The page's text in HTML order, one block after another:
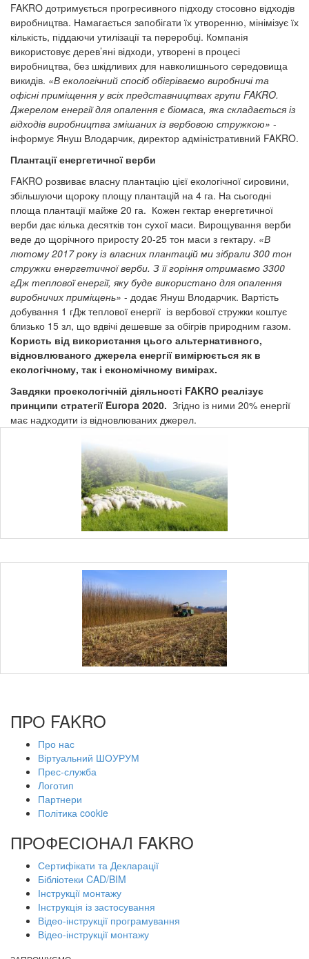
FAKRO дотримується прогресивного підходу стосовно відходів
виробництва. Намагається запобігати їх утворенню, мінімізує їх
кількість, піддаючи утилізації та переробці. Компанія
використовує дерев’яні відходи, утворені в процесі
виробництва, без шкідливих для навколишнього середовища
викидів. «В екологічний спосіб обігріваємо виробничі та
офісні приміщення у всіх представництвах групи FAKRO.
Джерелом енергії для опалення є біомаса, яка складається із
відходів виробництва змішаних із вербовою стружкою» -
інформує Януш Влодарчик, директор адміністративний FAKRO.
Плантації енергетичної верби
FAKRO розвиває власну плантацію цієї екологічної сировини,
збільшуючи щороку площу плантацій на 4 га. На сьогодні
площа плантації майже 20 га. Кожен гектар енергетичної
верби дає кілька десятків тон сухої маси. Вирощування верби
веде до щорічного приросту 20-25 тон маси з гектару. «В
лютому 2017 року із власних плантацій ми зібрали 300 тон
стружки енергетичної верби. З її горіння отримаємо 3300
гДж теплової енергії, яку буде використано для опалення
виробничих приміщень» - додає Януш Влодарчик. Вартість
добування 1 гДж теплової енергії із вербової стружки коштує
близько 15 зл, що вдвічі дешевше за обігрів природним газом.
Користь від використання цього альтернативного,
відновлюваного джерела енергії вимірюється як в
екологічному, так і економічному вимірах.
Завдяки проекологічній діяльності FAKRO реалізує
принципи стратегії Europa 2020. Згідно із ними 20% енергії
має надходити із відновлюваних джерел.
ПРО FAKRO
Про нас
Віртуальний ШОУРУМ
Прес-служба
Логотип
Партнери
Політика cookie
ПРОФЕСІОНАЛ FAKRO
Сертифікати та Декларації
Бібліотеки CAD/BIM
Інструкції монтажу
Інструкція із застосування
Відео-інструкції програмування
Відео-інструкції монтажу